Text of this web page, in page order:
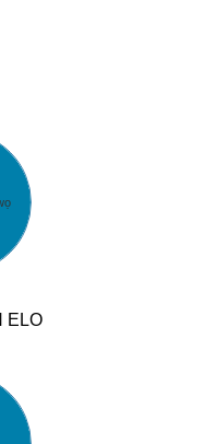
ELO